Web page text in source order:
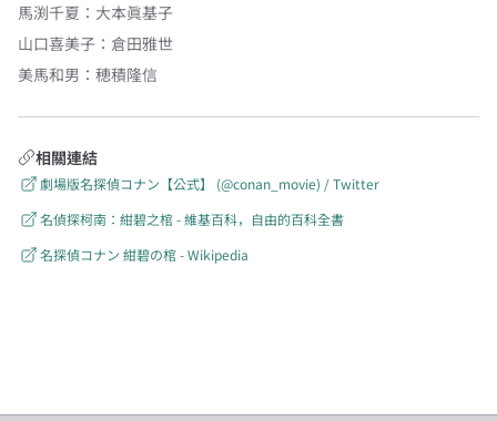
馬渕千夏 ： 大本眞基子
山口喜美子 ： 倉田雅世
美馬和男 ： 穂積隆信
相關連結
劇場版名探偵コナン【公式】 (@conan_movie) / Twitter
名偵探柯南：紺碧之棺 - 維基百科，自由的百科全書
名探偵コナン 紺碧の棺 - Wikipedia